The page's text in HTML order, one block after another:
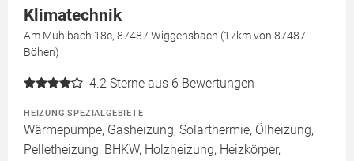
Klimatechnik
Am Mühlbach 18c, 87487 Wiggensbach (17km von 87487
Böhen)
4.2 Sterne aus 6 Bewertungen
HEIZUNG SPEZIALGEBIETE
Wärmepumpe, Gasheizung, Solarthermie, Ölheizung,
Pelletheizung, BHKW, Holzheizung, Heizkörper,